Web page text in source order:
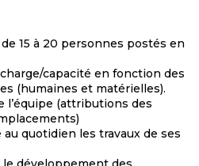
15 à 20 personnes postés en
capacité en fonction des
(humaines et matérielles).
l’équipe (attributions des
quotidien les travaux de ses